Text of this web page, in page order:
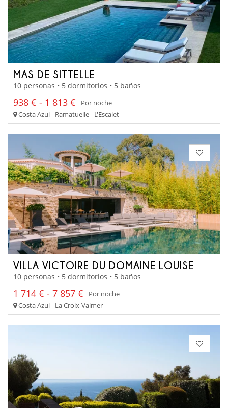
MAS DE SITTELLE
10 personas • 5 dormitorios • 5 baños
938 € - 1 813 €
Por noche
Costa Azul - Ramatuelle - L'Escalet
VILLA VICTOIRE DU DOMAINE LOUISE
10 personas • 5 dormitorios • 5 baños
1 714 € - 7 857 €
Por noche
Costa Azul - La Croix-Valmer